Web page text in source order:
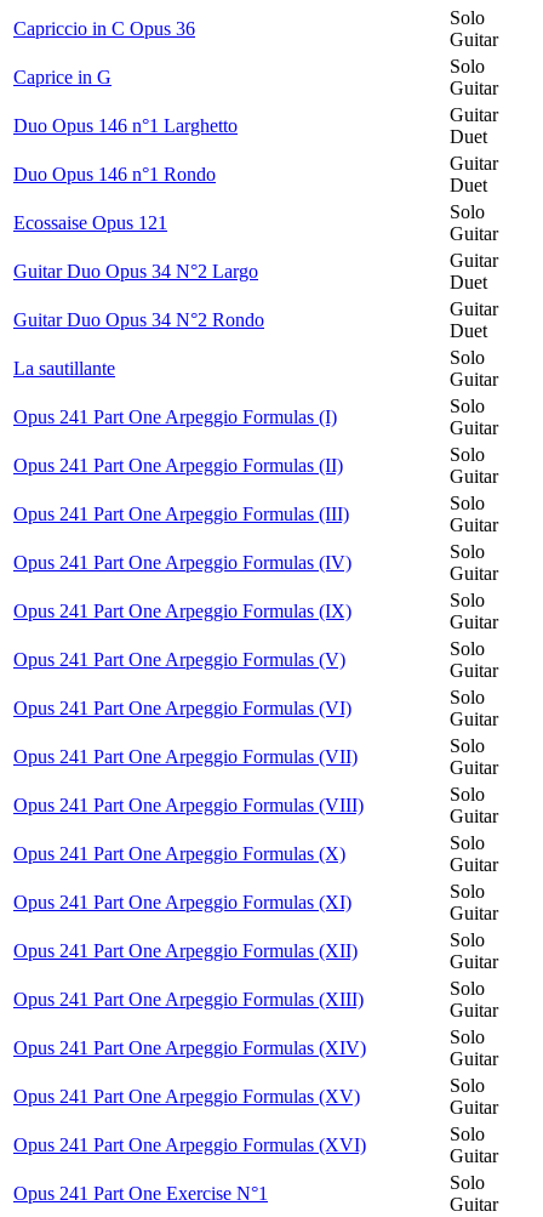
Capriccio in C Opus 36
Solo
Guitar
Caprice in G
Solo
Guitar
Duo Opus 146 n°1 Larghetto
Guitar
Duet
Duo Opus 146 n°1 Rondo
Guitar
Duet
Ecossaise Opus 121
Solo
Guitar
Guitar Duo Opus 34 N°2 Largo
Guitar
Duet
Guitar Duo Opus 34 N°2 Rondo
Guitar
Duet
La sautillante
Solo
Guitar
Opus 241 Part One Arpeggio Formulas (I)
Solo
Guitar
Opus 241 Part One Arpeggio Formulas (II)
Solo
Guitar
Opus 241 Part One Arpeggio Formulas (III)
Solo
Guitar
Opus 241 Part One Arpeggio Formulas (IV)
Solo
Guitar
Opus 241 Part One Arpeggio Formulas (IX)
Solo
Guitar
Opus 241 Part One Arpeggio Formulas (V)
Solo
Guitar
Opus 241 Part One Arpeggio Formulas (VI)
Solo
Guitar
Opus 241 Part One Arpeggio Formulas (VII)
Solo
Guitar
Opus 241 Part One Arpeggio Formulas (VIII)
Solo
Guitar
Opus 241 Part One Arpeggio Formulas (X)
Solo
Guitar
Opus 241 Part One Arpeggio Formulas (XI)
Solo
Guitar
Opus 241 Part One Arpeggio Formulas (XII)
Solo
Guitar
Opus 241 Part One Arpeggio Formulas (XIII)
Solo
Guitar
Opus 241 Part One Arpeggio Formulas (XIV)
Solo
Guitar
Opus 241 Part One Arpeggio Formulas (XV)
Solo
Guitar
Opus 241 Part One Arpeggio Formulas (XVI)
Solo
Guitar
Opus 241 Part One Exercise N°1
Solo
Guitar